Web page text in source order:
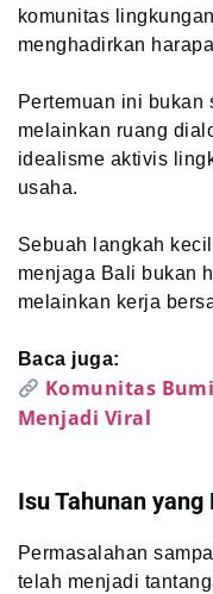
komunitas lingkungan
menghadirkan
Pertemuan ini bukan
melainkan ruang
idealisme aktivis
usaha.
Sebuah langkah
menjaga Bali bukan
melainkan kerja
Baca juga:
Komunitas
Menjadi Viral
Isu Tahunan
Permasalahan
telah menjadi